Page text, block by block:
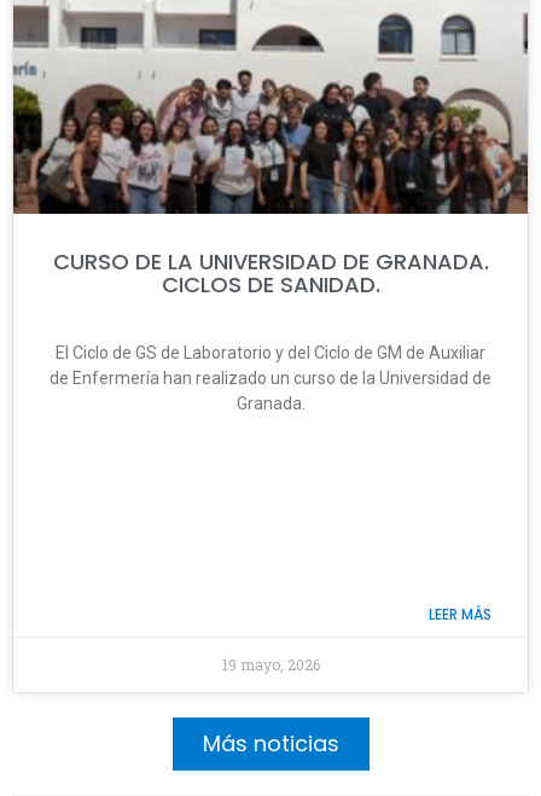
CURSO DE LA UNIVERSIDAD DE GRANADA.
CICLOS DE SANIDAD.
El Ciclo de GS de Laboratorio y del Ciclo de GM de Auxiliar
de Enfermería han realizado un curso de la Universidad de
Granada.
LEER MÁS
19 mayo, 2026
Más noticias